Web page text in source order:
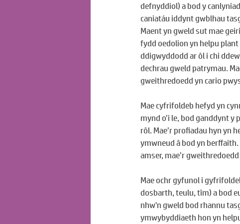
defnyddiol) a bod y
caniatáu iddynt gwblhau
Maent yn gweld sut mae
fydd oedolion yn helpu
ddigwyddodd ar ôl i chi
dechrau gweld patrymau.
gweithredoedd yn cario
Mae cyfrifoldeb hefyd yn
mynd o’i le, bod ganddynt
rôl. Mae’r profiadau hyn yn
ymwneud â bod yn
amser, mae’r
Mae ochr gyfunol i
dosbarth, teulu, tîm) a bod
nhw'n gweld bod rhannu
ymwybyddiaeth hon yn